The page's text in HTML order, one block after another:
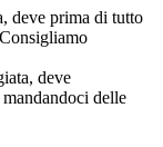
deve prima di tutto
deve
delle